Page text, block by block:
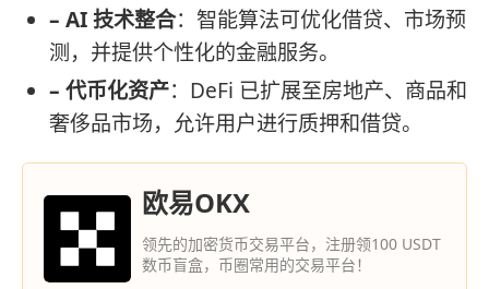
– AI 技术整合：智能算法可优化借贷、市场预
测，并提供个性化的金融服务。
– 代币化资产：DeFi 已扩展至房地产、商品和
奢侈品市场，允许用户进行质押和借贷。
欧易OKX
领先的加密货币交易平台，注册领100 USDT
数币盲盒，币圈常用的交易平台！